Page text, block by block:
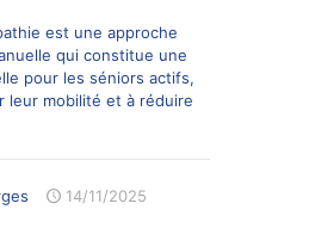
est une approche
qui constitue une
pour les séniors actifs,
leur mobilité et à réduire
14/11/2025